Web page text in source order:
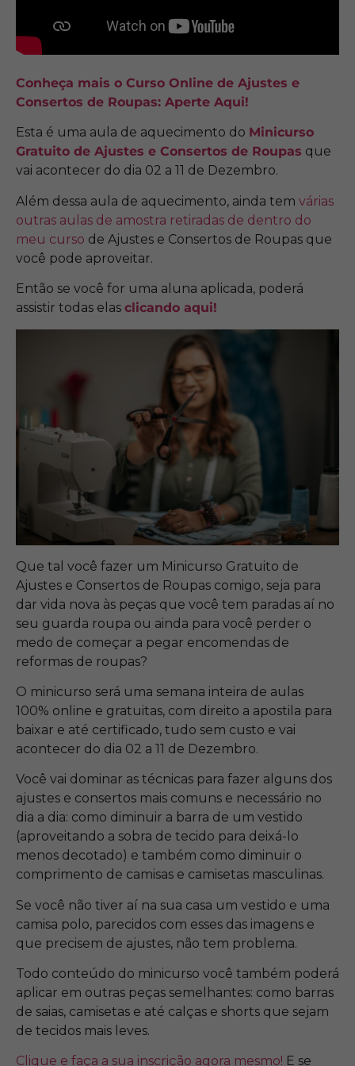
Conheça mais o Curso Online de Ajustes e
Consertos de Roupas: Aperte Aqui!
Esta é uma aula de aquecimento do Minicurso
Gratuito de Ajustes e Consertos de Roupas que
vai acontecer do dia 02 a 11 de Dezembro.
Além dessa aula de aquecimento, ainda tem várias
outras aulas de amostra retiradas de dentro do
meu curso de Ajustes e Consertos de Roupas que
você pode aproveitar.
Então se você for uma aluna aplicada, poderá
assistir todas elas clicando aqui!
Que tal você fazer um Minicurso Gratuito de
Ajustes e Consertos de Roupas comigo, seja para
dar vida nova às peças que você tem paradas aí no
seu guarda roupa ou ainda para você perder o
medo de começar a pegar encomendas de
reformas de roupas?
O minicurso será uma semana inteira de aulas
100% online e gratuitas, com direito a apostila para
baixar e até certificado, tudo sem custo e vai
acontecer do dia 02 a 11 de Dezembro.
Você vai dominar as técnicas para fazer alguns dos
ajustes e consertos mais comuns e necessário no
dia a dia: como diminuir a barra de um vestido
(aproveitando a sobra de tecido para deixá-lo
menos decotado) e também como diminuir o
comprimento de camisas e camisetas masculinas.
Se você não tiver aí na sua casa um vestido e uma
camisa polo, parecidos com esses das imagens e
que precisem de ajustes, não tem problema.
Todo conteúdo do minicurso você também poderá
aplicar em outras peças semelhantes: como barras
de saias, camisetas e até calças e shorts que sejam
de tecidos mais leves.
Clique e faça a sua inscrição agora mesmo! E se